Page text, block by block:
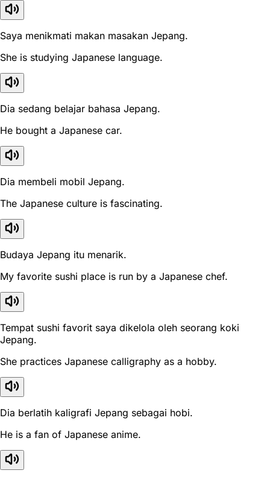
Saya menikmati makan masakan Jepang.
She is studying Japanese language.
Dia sedang belajar bahasa Jepang.
He bought a Japanese car.
Dia membeli mobil Jepang.
The Japanese culture is fascinating.
Budaya Jepang itu menarik.
My favorite sushi place is run by a Japanese chef.
Tempat sushi favorit saya dikelola oleh seorang koki
Jepang.
She practices Japanese calligraphy as a hobby.
Dia berlatih kaligrafi Jepang sebagai hobi.
He is a fan of Japanese anime.